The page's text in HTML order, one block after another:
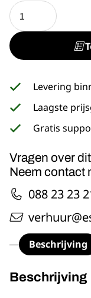
Lenovo
ThinkBook
15"
aantal
Levering
Laagste
Gratis
Vragen over
Neem contact
088 23 23
Beschrijving
Beschrijving